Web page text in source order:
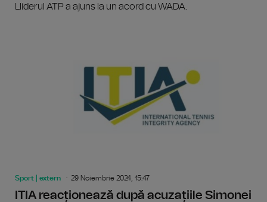
Lliderul ATP a ajuns la un acord cu WADA.
Sport | extern 29 Noiembrie 2024, 15:47
ITIA reacționează după acuzațiile Simonei